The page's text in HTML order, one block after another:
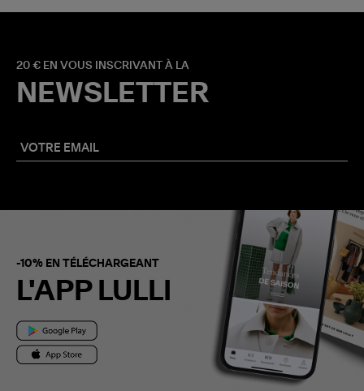
20 € EN VOUS INSCRIVANT À LA
NEWSLETTER
-10% EN TÉLÉCHARGEANT
L'APP LULLI